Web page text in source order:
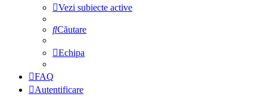
Vezi subiecte active
Căutare
Echipa
FAQ
Autentificare